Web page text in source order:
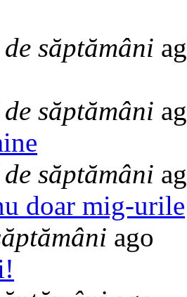
săptămâni
săptămâni
săptămâni
doar mig-urile
ago